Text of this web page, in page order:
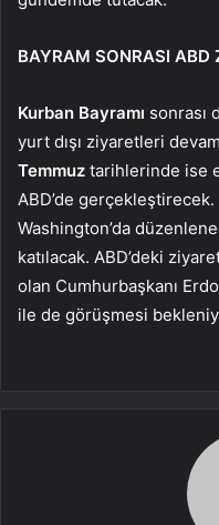
BAYRAM SONRASI ABD
Kurban Bayramı sonrası
yurt dışı ziyaretleri
Temmuz tarihlerinde ise
ABD’de
Washington’da
katılacak. ABD’deki
olan Cumhurbaşkanı
ile de görüşmesi